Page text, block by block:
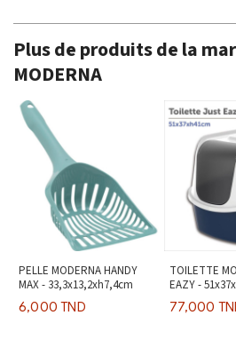
Plus de produits de la
MODERNA
PELLE MODERNA HANDY
MAX - 33,3x13,2xh7,4cm
6,000 TND
TOILETTE
EAZY -
77,000